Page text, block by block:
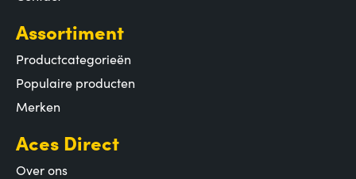
Assortiment
Productcategorieën
Populaire producten
Merken
Aces Direct
Over ons